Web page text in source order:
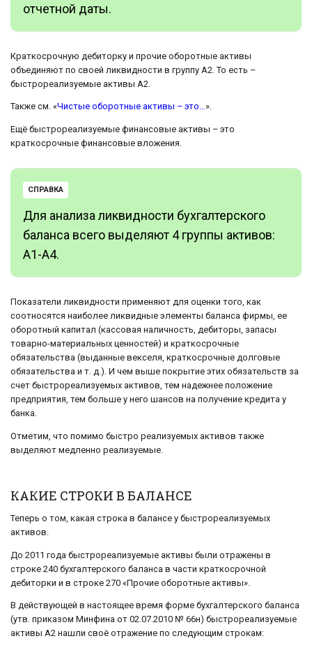
отчетной даты.
Краткосрочную дебиторку и прочие оборотные активы
объединяют по своей ликвидности в группу А2. То есть –
быстрореализуемые активы А2.
Также см. «Чистые оборотные активы – это…».
Ещё быстрореализуемые финансовые активы – это
краткосрочные финансовые вложения.
СПРАВКА
Для анализа ликвидности бухгалтерского
баланса всего выделяют 4 группы активов:
А1-А4.
Показатели ликвидности применяют для оценки того, как
соотносятся наиболее ликвидные элементы баланса фирмы, ее
оборотный капитал (кассовая наличность, дебиторы, запасы
товарно-материальных ценностей) и краткосрочные
обязательства (выданные векселя, краткосрочные долговые
обязательства и т. д.). И чем выше покрытие этих обязательств за
счет быстрореализуемых активов, тем надежнее положение
предприятия, тем больше у него шансов на получение кредита у
банка.
Отметим, что помимо быстро реализуемых активов также
выделяют медленно реализуемые.
КАКИЕ СТРОКИ В БАЛАНСЕ
Теперь о том, какая строка в балансе у быстрореализуемых
активов.
До 2011 года быстрореализуемые активы были отражены в
строке 240 бухгалтерского баланса в части краткосрочной
дебиторки и в строке 270 «Прочие оборотные активы».
В действующей в настоящее время форме бухгалтерского баланса
(утв. приказом Минфина от 02.07.2010 № 66н) быстрореализуемые
активы А2 нашли своё отражение по следующим строкам: